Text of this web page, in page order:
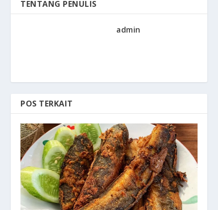
TENTANG PENULIS
admin
POS TERKAIT